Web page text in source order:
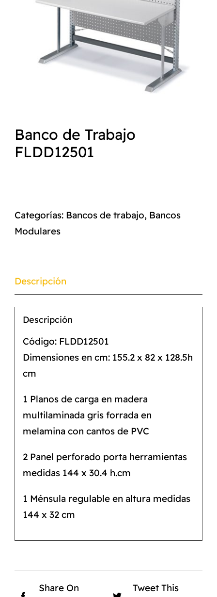
Banco de Trabajo
FLDD12501
Categorías: Bancos de trabajo, Bancos
Modulares
Descripción
Descripción
Código: FLDD12501
Dimensiones en cm: 155.2 x 82 x 128.5h
cm
1 Planos de carga en madera
multilaminada gris forrada en
melamina con cantos de PVC
2 Panel perforado porta herramientas
medidas 144 x 30.4 h.cm
1 Ménsula regulable en altura medidas
144 x 32 cm
Share On
Tweet This